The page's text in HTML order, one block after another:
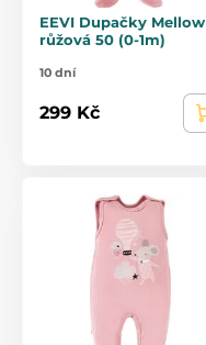
EEVI Dupačky Mellow
růžová 50 (0-1m)
10 dní
299 Kč